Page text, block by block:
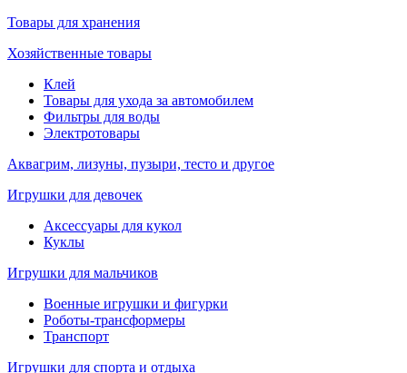
Товары для хранения
Хозяйственные товары
Клей
Товары для ухода за автомобилем
Фильтры для воды
Электротовары
Аквагрим, лизуны, пузыри, тесто и другое
Игрушки для девочек
Аксессуары для кукол
Куклы
Игрушки для мальчиков
Военные игрушки и фигурки
Роботы-трансформеры
Транспорт
Игрушки для спорта и отдыха